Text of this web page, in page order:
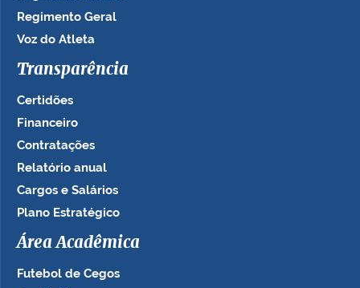
Regimento Geral
Voz do Atleta
Transparência
Certidões
Financeiro
Contratações
Relatório anual
Cargos e Salários
Plano Estratégico
Área Acadêmica
Futebol de Cegos